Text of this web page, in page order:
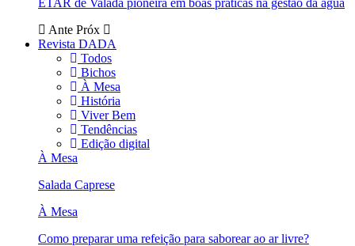
ETAR de Valada pioneira em boas práticas na gestão da água
Ante Próx
Revista DADA
Todos
Bichos
À Mesa
História
Viver Bem
Tendências
Edição digital
À Mesa
Salada Caprese
À Mesa
Como preparar uma refeição para saborear ao ar livre?